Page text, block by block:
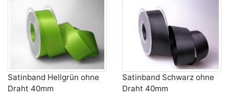
Satinband Hellgrün ohne
Draht 40mm
Satinband Schwarz ohne
Draht 40mm